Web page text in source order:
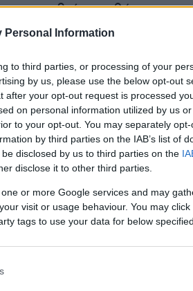
Personal Information
to third parties, or processing of your
by us, please use the below opt-out
after your opt-out request is processed
on personal information utilized by us
to your opt-out. You may separately
by third parties on the IAB’s list of
disclosed by us to third parties on the
disclose it to other third parties.
or more Google services and may
visit or usage behaviour. You may
tags to use your data for below
ακριβείς συνθήκες
«Είδα πρώτη φορά την
της και που
που οδήγησαν στο θάνατό
Όταν ήρθαμε πιο
ήταν παρούσα στους
της αδερφής της και του
δεν γνώριζα και για τις
άλλους θανάτους.
εκθέσεις απέδιδαν το
αίτια. Πλέον όμως
τον καιρό έπαιζε θέατρο.